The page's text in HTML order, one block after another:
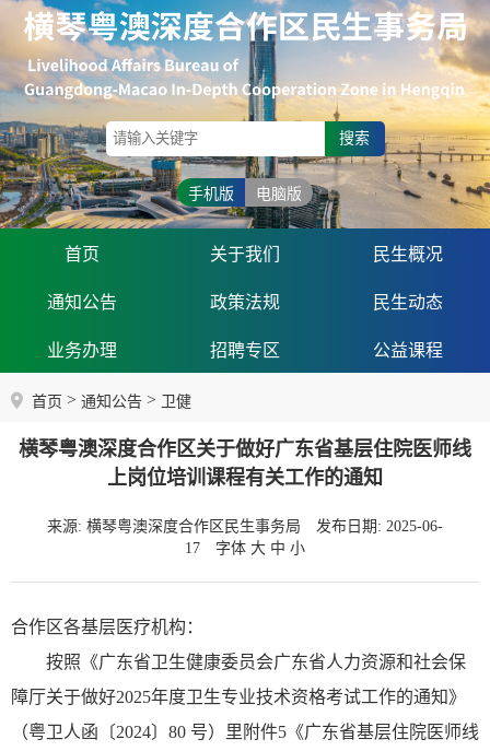
搜索
手机版 电脑版
首页 关于我们 民生概况
通知公告 政策法规 民生动态
业务办理 招聘专区 公益课程
首页 > 通知公告 > 卫健
横琴粤澳深度合作区关于做好广东省基层住院医师线
上岗位培训课程有关工作的通知
来源: 横琴粤澳深度合作区民生事务局
发布日期: 2025-06-
17
字体 大 中 小
合作区各基层医疗机构：
按照《广东省卫生健康委员会广东省人力资源和社会保
障厅关于做好2025年度卫生专业技术资格考试工作的通知》
（粤卫人函〔2024〕80 号）里附件5《广东省基层住院医师线